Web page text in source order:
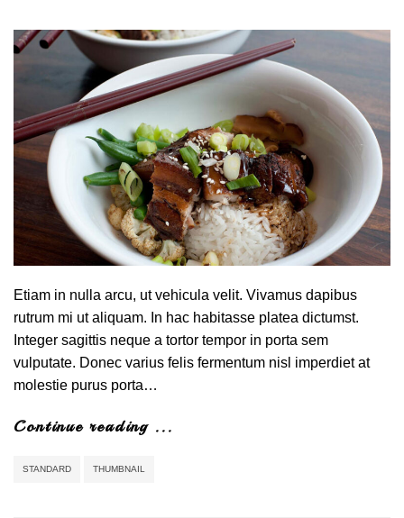
Etiam in nulla arcu, ut vehicula velit. Vivamus dapibus
rutrum mi ut aliquam. In hac habitasse platea dictumst.
Integer sagittis neque a tortor tempor in porta sem
vulputate. Donec varius felis fermentum nisl imperdiet at
molestie purus porta…
Continue reading ...
STANDARD THUMBNAIL